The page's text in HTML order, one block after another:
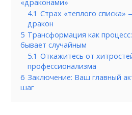
«драконами»
4.1 Страх «теплого
дракон
5 Трансформация как
бывает случайным
5.1 Откажитесь от
профессионализма
6 Заключение: Ваш главный
шаг